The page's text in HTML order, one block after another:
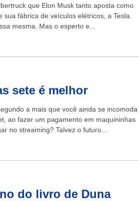
que Elon Musk tanto aposta como
sua fábrica de veículos elétricos, a Tesla.
mesma. Mas o esperto e...
sete é melhor
a mais que você ainda se incomoda
ao fazer um pagamento em maquininhas
no streaming? Talvez o futuro...
do livro de Duna